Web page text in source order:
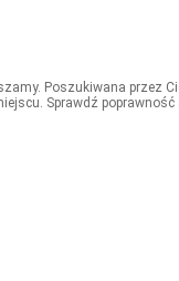
Poszukiwana przez
Sprawdź